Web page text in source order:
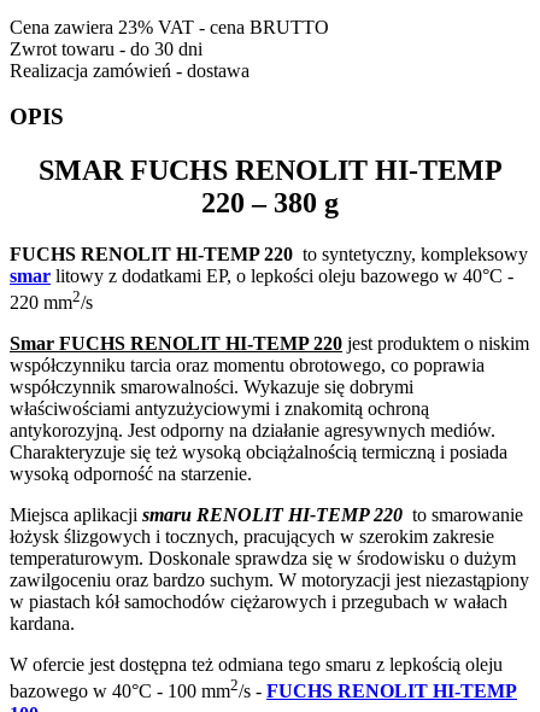
Cena zawiera 23% VAT - cena BRUTTO
Zwrot towaru - do 30 dni
Realizacja zamówień - dostawa
OPIS
SMAR FUCHS RENOLIT HI-TEMP
220 – 380 g
FUCHS RENOLIT HI-TEMP 220 to syntetyczny, kompleksowy
smar litowy z dodatkami EP, o lepkości oleju bazowego w 40°C -
220 mm2/s
Smar FUCHS RENOLIT HI-TEMP 220 jest produktem o niskim
współczynniku tarcia oraz momentu obrotowego, co poprawia
współczynnik smarowalności. Wykazuje się dobrymi
właściwościami antyzużyciowymi i znakomitą ochroną
antykorozyjną. Jest odporny na działanie agresywnych mediów.
Charakteryzuje się też wysoką obciążalnością termiczną i posiada
wysoką odporność na starzenie.
Miejsca aplikacji smaru RENOLIT HI-TEMP 220 to smarowanie
łożysk ślizgowych i tocznych, pracujących w szerokim zakresie
temperaturowym. Doskonale sprawdza się w środowisku o dużym
zawilgoceniu oraz bardzo suchym. W motoryzacji jest niezastąpiony
w piastach kół samochodów ciężarowych i przegubach w wałach
kardana.
W ofercie jest dostępna też odmiana tego smaru z lepkością oleju
bazowego w 40°C - 100 mm2/s - FUCHS RENOLIT HI-TEMP